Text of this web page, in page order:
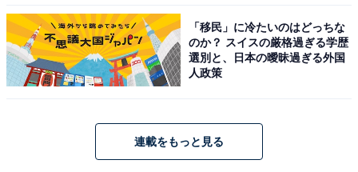
「移民」に冷たいのはどっちな
のか？ スイスの厳格過ぎる学歴
選別と、日本の曖昧過ぎる外国
人政策
連載をもっと見る